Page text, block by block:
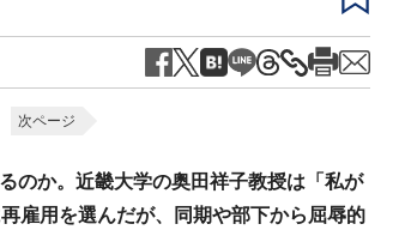
次ページ
のか。近畿大学の奥田祥子教授は「私が
雇用を選んだが、同期や部下から屈辱的